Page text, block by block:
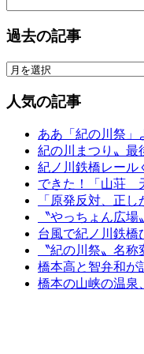
過去の記事
人気の記事
ああ「紀の川祭」
紀の川まつり〟
紀ノ川鉄橋レール
できた！「山荘
「原発反対、正
〝やっちょん広
台風で紀ノ川鉄橋
〝紀の川祭〟名
橋本高と智弁和が
橋本の山峡の温泉